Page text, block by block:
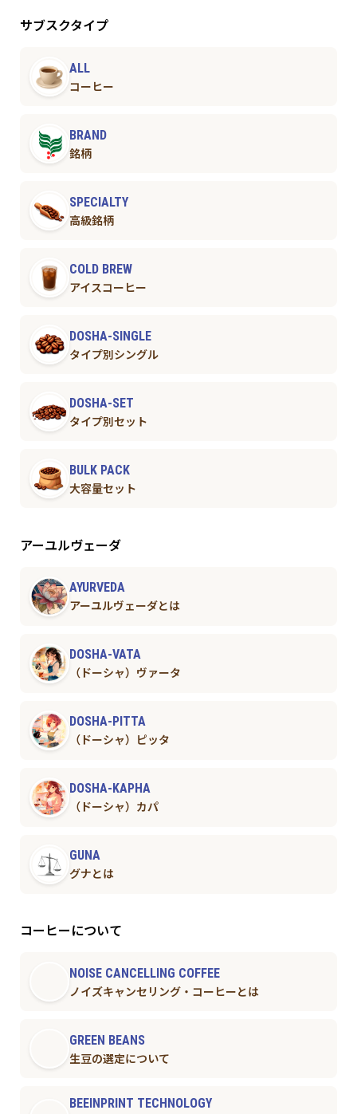
サブスクタイプ
ALL
コーヒー
BRAND
銘柄
SPECIALTY
高級銘柄
COLD BREW
アイスコーヒー
DOSHA-SINGLE
タイプ別シングル
DOSHA-SET
タイプ別セット
BULK PACK
大容量セット
アーユルヴェーダ
AYURVEDA
アーユルヴェーダとは
DOSHA-VATA
（ドーシャ）ヴァータ
DOSHA-PITTA
（ドーシャ）ピッタ
DOSHA-KAPHA
（ドーシャ）カパ
GUNA
グナとは
コーヒーについて
NOISE CANCELLING COFFEE
ノイズキャンセリング・コーヒーとは
GREEN BEANS
生豆の選定について
BEEINPRINT TECHNOLOGY